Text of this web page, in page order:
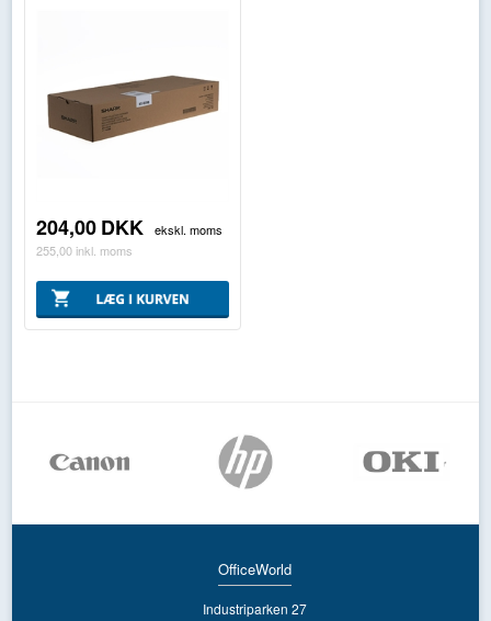
204,00DKK
ekskl. moms
255,00 inkl. moms
OfficeWorld
Industriparken 27